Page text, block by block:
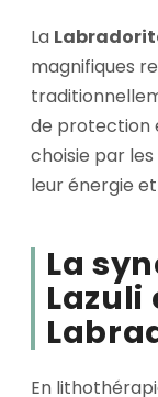
La
magnifiques
de protection
choisie par
leur énergie
La
Lazuli
En